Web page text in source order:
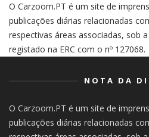
O Carzoom.PT é um site de
publicações diárias relacionadas
respectivas áreas associadas, sob
registado na ERC com o nº 127068.
NOTA DA
O Carzoom.PT é um site de
publicações diárias relacionadas